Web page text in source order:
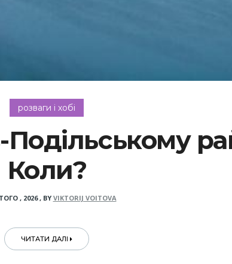
розваги і хобі
Коли?
, 2026, BY VIKTORIJ VOITOVA
ЧИТАТИ ДАЛІ